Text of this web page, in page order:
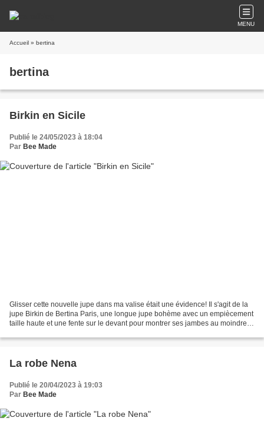
MENU
Accueil » bertina
bertina
Birkin en Sicile
Publié le 24/05/2023 à 18:04
Par Bee Made
Glisser cette nouvelle jupe dans ma valise était une évidence! Il s'agit de la
jupe Birkin de Bertina Paris, une longue jupe bohème avec un empiècement
taille haute et une fente sur le devant pour montrer ses jambes au moindre
La robe Nena
Publié le 20/04/2023 à 19:03
Par Bee Made